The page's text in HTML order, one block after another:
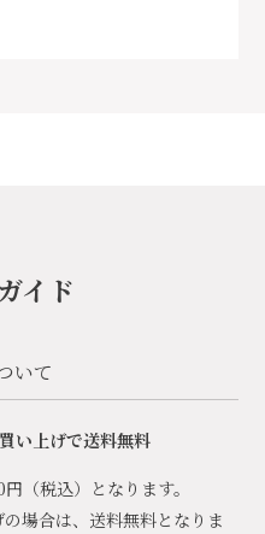
イド
いて
い上げで送料無料
（税込）となります。
場合は、送料無料となりま